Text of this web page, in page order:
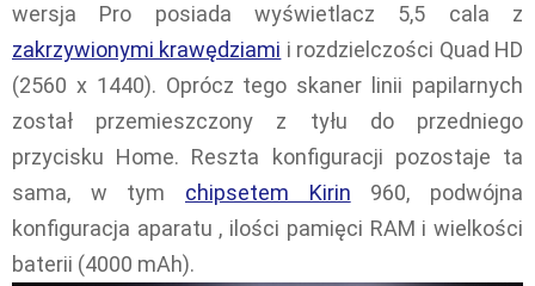
wersja Pro posiada wyświetlacz 5,5 cala z
zakrzywionymi krawędziami i rozdzielczości Quad HD
(2560 x 1440). Oprócz tego skaner linii papilarnych
został przemieszczony z tyłu do przedniego
przycisku Home. Reszta konfiguracji pozostaje ta
sama, w tym chipsetem Kirin 960, podwójna
konfiguracja aparatu , ilości pamięci RAM i wielkości
baterii (4000 mAh).